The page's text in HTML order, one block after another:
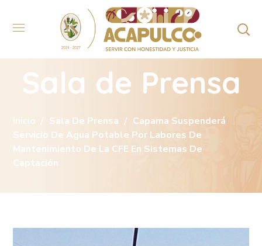
Sala de Prensa
Inicio Sala De Prensa
Capama Suspenderá
Servicio De Agua Potable Por Labores De
Mantenimiento De La CFE En Sistemas De
Captación